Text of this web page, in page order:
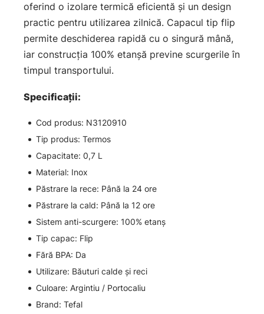
oferind o izolare termică eficientă și un design
practic pentru utilizarea zilnică. Capacul tip flip
permite deschiderea rapidă cu o singură mână,
iar construcția 100% etanșă previne scurgerile în
timpul transportului.
Specificații:
Cod produs: N3120910
Tip produs: Termos
Capacitate: 0,7 L
Material: Inox
Păstrare la rece: Până la 24 ore
Păstrare la cald: Până la 12 ore
Sistem anti-scurgere: 100% etanș
Tip capac: Flip
Fără BPA: Da
Utilizare: Băuturi calde și reci
Culoare: Argintiu / Portocaliu
Brand: Tefal